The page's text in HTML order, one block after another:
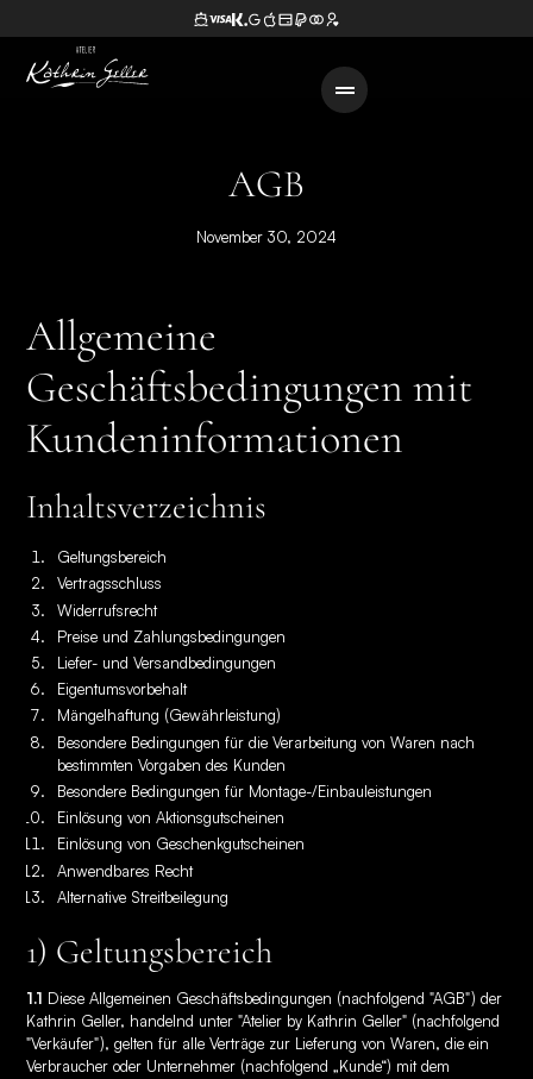
AGB
November 30, 2024
Allgemeine
Geschäftsbedingungen mit
Kundeninformationen
Inhaltsverzeichnis
Geltungsbereich
Vertragsschluss
Widerrufsrecht
Preise und Zahlungsbedingungen
Liefer- und Versandbedingungen
Eigentumsvorbehalt
Mängelhaftung (Gewährleistung)
Besondere Bedingungen für die Verarbeitung von Waren nach
bestimmten Vorgaben des Kunden
Besondere Bedingungen für Montage-/Einbauleistungen
Einlösung von Aktionsgutscheinen
Einlösung von Geschenkgutscheinen
Anwendbares Recht
Alternative Streitbeilegung
1) Geltungsbereich
1.1 Diese Allgemeinen Geschäftsbedingungen (nachfolgend "AGB") der
Kathrin Geller, handelnd unter "Atelier by Kathrin Geller" (nachfolgend
"Verkäufer"), gelten für alle Verträge zur Lieferung von Waren, die ein
Verbraucher oder Unternehmer (nachfolgend „Kunde“) mit dem